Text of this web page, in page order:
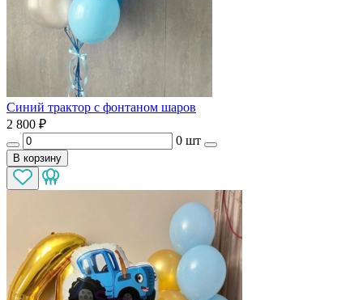
Синий трактор с фонтаном шаров
2 800 ₽
0 шт
В корзину